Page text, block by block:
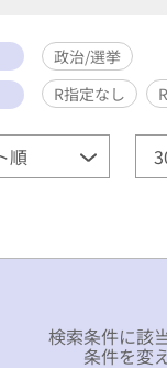
政治/選挙
R指定なし
検索条件に該
条件を変